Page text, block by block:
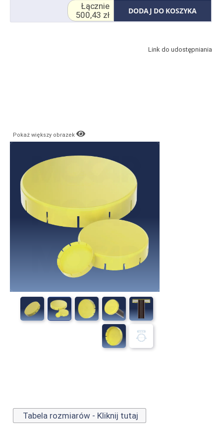
DODAJ DO KOSZYKA
Łącznie
500,43 zł
Link do udostępniania
Pokaż większy obrazek
Tabela rozmiarów - Kliknij tutaj